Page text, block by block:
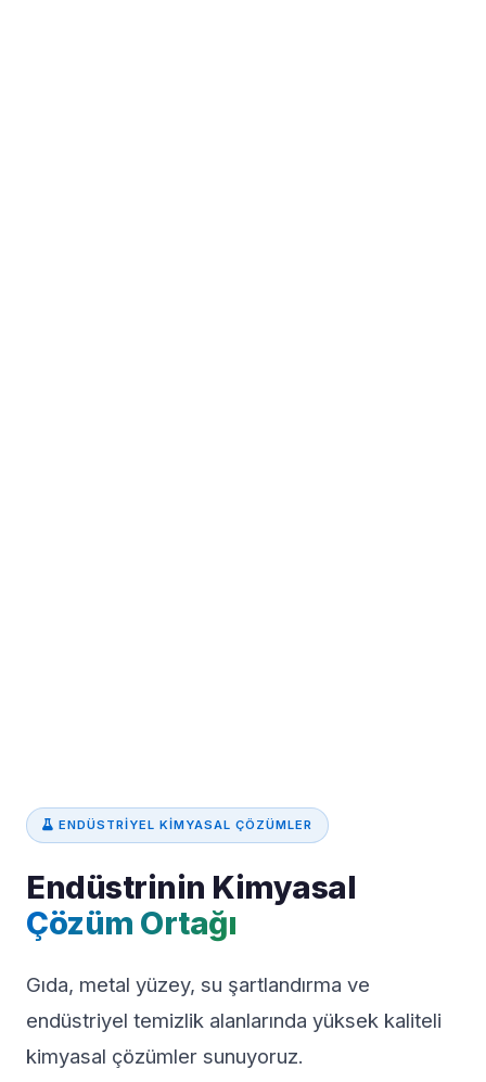
ENDÜSTRIYEL KIMYASAL ÇÖZÜMLER
Endüstrinin Kimyasal
Çözüm Ortağı
Gıda, metal yüzey, su şartlandırma ve
endüstriyel temizlik alanlarında yüksek kaliteli
kimyasal çözümler sunuyoruz.